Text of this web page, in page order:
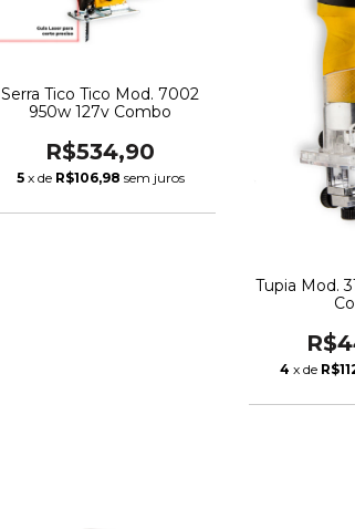
Serra Tico Tico Mod. 7002
950w 127v Combo
R$534,90
5 x de R$106,98 sem juros
Tupia Mod.
4 x de